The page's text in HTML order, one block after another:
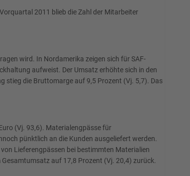
2011 blieb die Zahl der Mitarbeiter
wird. In Nordamerika zeigen sich für SAF-
aufweist. Der Umsatz erhöhte sich in den
stieg die Bruttomarge auf 9,5 Prozent (Vj. 5,7). Das
(Vj. 93,6). Materialengpässe für
pünktlich an die Kunden ausgeliefert werden.
Lieferengpässen bei bestimmten Materialien
auf 17,8 Prozent (Vj. 20,4) zurück.